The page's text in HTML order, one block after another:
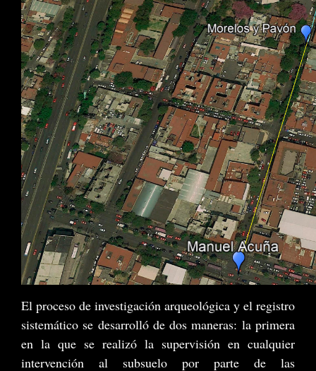
El proceso de investigación arqueológica y el registro
sistemático se desarrolló de dos maneras: la primera
en la que se realizó la supervisión en cualquier
intervención al subsuelo por parte de las